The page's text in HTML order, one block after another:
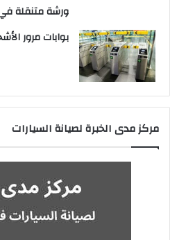
ورشة متنقلة في
بوابات مرور
مركز مدى الخبرة لصيانة السيارات